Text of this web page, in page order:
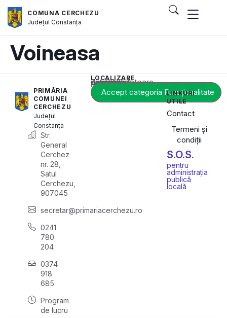
COMUNA CERCHEZU
JudețulConstanța
Voineasa
PRIMĂRIA
COMUNEI
CERCHEZU
Județul
Constanța
Str.
General
Cerchez
nr. 28,
Satul
Cerchezu,
907045
secretar@primariacerchezu.ro
0241
780
204
0374
918
685
Program
de lucru
LOCALIZARE
Acest conținut este blocat până când acceptați categoria corespunzătoare de cookie-uri.
Accept categoria Funcționalitate
LINKURI
UTILE
Contact
Termeni și
condiții
S.O.S.
pentru
administrația
publică
locală